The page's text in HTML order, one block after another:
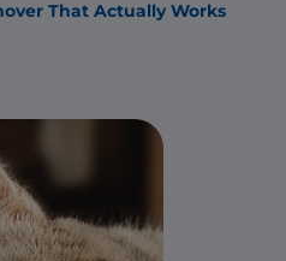
That Actually Works